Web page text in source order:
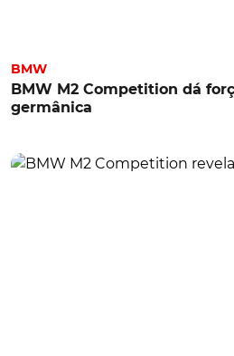
BMW
BMW M2 Competition dá
germânica